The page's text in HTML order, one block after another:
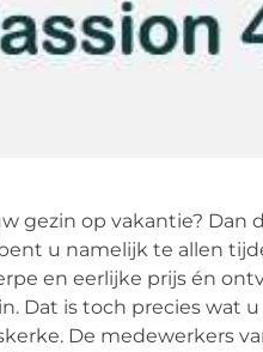
gezin op vakantie?
u namelijk te allen
en eerlijke prijs én
Dat is toch precies wat
De medewerkers